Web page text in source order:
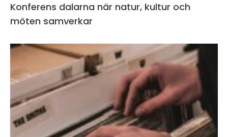
Konferens dalarna när natur, kultur och
möten samverkar